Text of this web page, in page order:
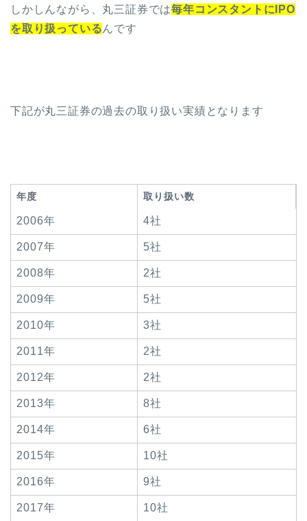
しかしんながら、丸三証券では毎年コンスタントにIPO
を取り扱っているんです
下記が丸三証券の過去の取り扱い実績となります
年度 取り扱い数
2006年 4社
2007年 5社
2008年 2社
2009年 5社
2010年 3社
2011年 2社
2012年 2社
2013年 8社
2014年 6社
2015年 10社
2016年 9社
2017年 10社